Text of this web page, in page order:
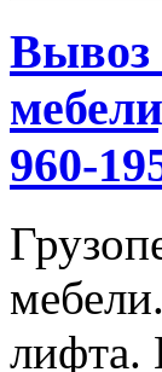
Вывоз
960-
лифта.